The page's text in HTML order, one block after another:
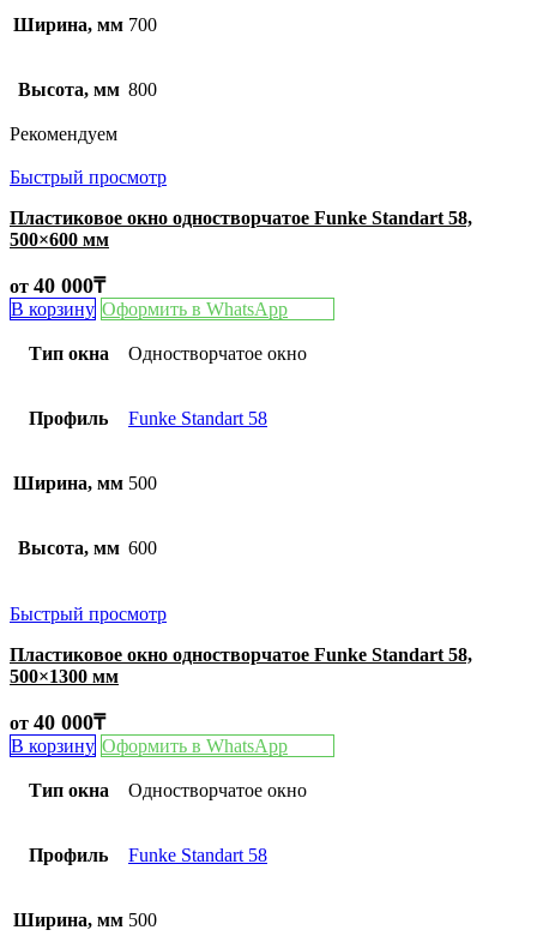
Ширина, мм 700
Высота, мм 800
Рекомендуем
Быстрый просмотр
Пластиковое окно одностворчатое Funke Standart 58,
500×600 мм
от 40 000₸
В корзину Оформить в WhatsApp
Тип окна Одностворчатое окно
Профиль Funke Standart 58
Ширина, мм 500
Высота, мм 600
Быстрый просмотр
Пластиковое окно одностворчатое Funke Standart 58,
500×1300 мм
от 40 000₸
В корзину Оформить в WhatsApp
Тип окна Одностворчатое окно
Профиль Funke Standart 58
Ширина, мм 500